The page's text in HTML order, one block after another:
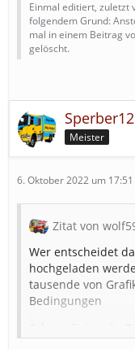
Einmal editiert, zuletzt
folgendem Grund:
mal in einem Beitrag
gelöscht.
Sperber12
Meister
6. Oktober 2022 um 17:51
Zitat von
Wer entscheidet
hochgeladen
tausende von
Bedingungen
Schon alleine die